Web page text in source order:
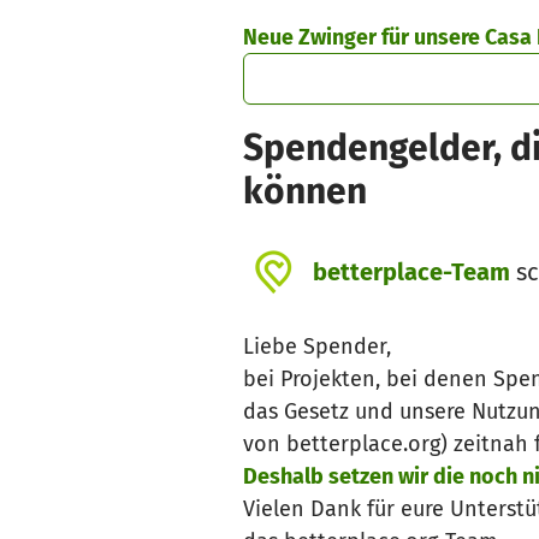
Neue Zwinger für unsere
Spendengelder,
können
betterplace-Team
Liebe Spender,
bei Projekten, bei denen
das Gesetz und unsere
von betterplace.org) zeitnah
Deshalb setzen wir die noch
Vielen Dank für eure